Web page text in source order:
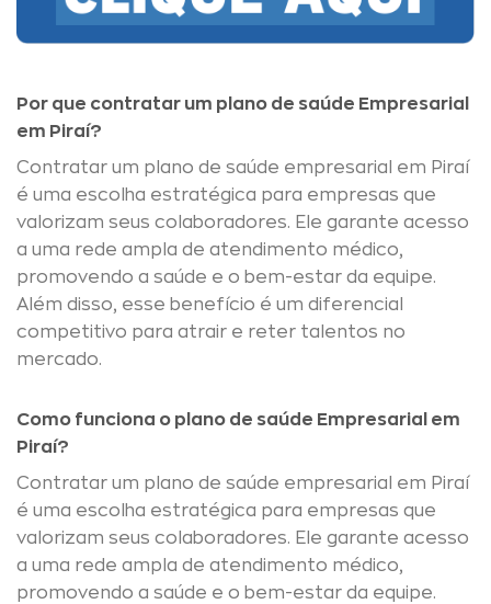
Por que contratar um plano de saúde Empresarial
em Piraí?
Contratar um plano de saúde empresarial em Piraí
é uma escolha estratégica para empresas que
valorizam seus colaboradores. Ele garante acesso
a uma rede ampla de atendimento médico,
promovendo a saúde e o bem-estar da equipe.
Além disso, esse benefício é um diferencial
competitivo para atrair e reter talentos no
mercado.
Como funciona o plano de saúde Empresarial em
Piraí?
Contratar um plano de saúde empresarial em Piraí
é uma escolha estratégica para empresas que
valorizam seus colaboradores. Ele garante acesso
a uma rede ampla de atendimento médico,
promovendo a saúde e o bem-estar da equipe.